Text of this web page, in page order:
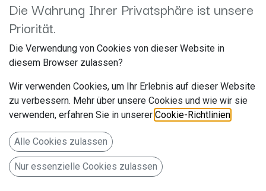
Ampire KC505 - Rückfahrkamera mit
ungespiegelt
Hersteller: Ampire
Artikelnummer: KC505
Langwadener Str. 60
41516 Grevenbroich
Deutschland www.ampire.de
Nummernschild-Kamera (AHD),
Hilfslinien,
129,00
AMPIRE KCX505
Hersteller: Ampire
Artikelnummer: KCX505
Langwadener Str. 60
AMPIRE Nummernschild-
Kamera (CVBS), Hilfslinien
Die Wahrung Ihrer Privatsphäre ist unsere
Priorität.
Die Verwendung von Cookies von dieser Website in
diesem Browser zulassen?
Wir verwenden Cookies, um Ihr Erlebnis auf dieser Website
zu verbessern. Mehr über unsere Cookies und wie wir sie
verwenden, erfahren Sie in unserer Cookie-Richtlinien
Alle Cookies zulassen
Nur essenzielle Cookies zulassen